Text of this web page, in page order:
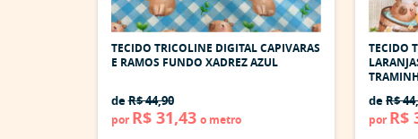
TECIDO TRICOLINE DIGITAL CAPIVARAS
E RAMOS FUNDO XADREZ AZUL
deR$ 44,90
por R$ 31,43 o metro
TECIDO
deR$
por R$